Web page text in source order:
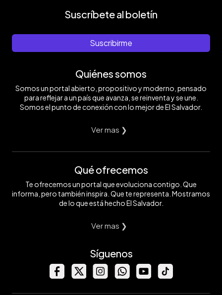
Suscríbete al boletín
Suscribirme
Quiénes somos
Somos un portal abierto, propositivo y moderno, pensado
para reflejar a un país que avanza, se reinventa y se une.
Somos el punto de conexión con lo mejor de El Salvador.
Ver mas ❯
Qué ofrecemos
Te ofrecemos un portal que evoluciona contigo. Que
informa, pero también inspira. Que te representa. Mostramos
de lo que está hecho El Salvador.
Ver mas ❯
Síguenos